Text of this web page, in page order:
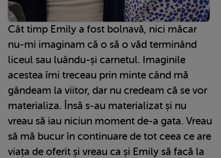
Cât timp Emily a fost bolnavă, nici măcar
nu-mi imaginam că o să o văd terminând
liceul sau luându-și carnetul. Imaginile
acestea îmi treceau prin minte când mă
gândeam la viitor, dar nu credeam că se vor
materializa. Însă s-au materializat și nu
vreau să iau niciun moment de-a gata. Vreau
să mă bucur în continuare de tot ceea ce are
viața de oferit și vreau ca și Emily să facă la